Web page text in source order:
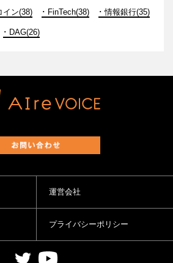
イン(38) FinTech(38) 情報銀行(35)
DAG(26)
運営会社
プライバシーポリシー